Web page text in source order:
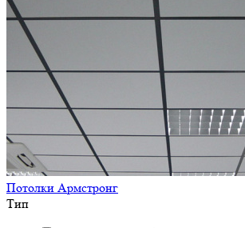
Потолки Армстронг
Тип